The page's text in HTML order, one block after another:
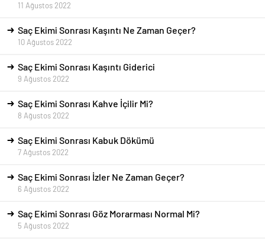
11 Ağustos 2022
Saç Ekimi Sonrası Kaşıntı Ne Zaman Geçer?
10 Ağustos 2022
Saç Ekimi Sonrası Kaşıntı Giderici
9 Ağustos 2022
Saç Ekimi Sonrası Kahve İçilir Mi?
8 Ağustos 2022
Saç Ekimi Sonrası Kabuk Dökümü
7 Ağustos 2022
Saç Ekimi Sonrası İzler Ne Zaman Geçer?
6 Ağustos 2022
Saç Ekimi Sonrası Göz Morarması Normal Mi?
5 Ağustos 2022